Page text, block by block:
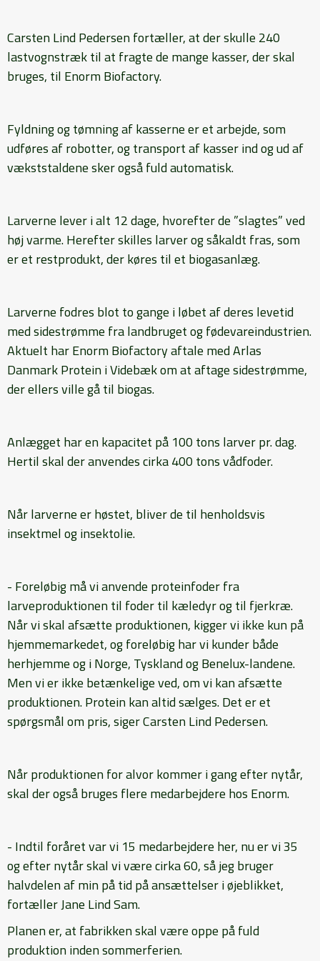
Carsten Lind Pedersen fortæller, at der skulle 240
lastvognstræk til at fragte de mange kasser, der skal
bruges, til Enorm Biofactory.
Fyldning og tømning af kasserne er et arbejde, som
udføres af robotter, og transport af kasser ind og ud af
vækststaldene sker også fuld automatisk.
Larverne lever i alt 12 dage, hvorefter de ”slagtes” ved
høj varme. Herefter skilles larver og såkaldt fras, som
er et restprodukt, der køres til et biogasanlæg.
Larverne fodres blot to gange i løbet af deres levetid
med sidestrømme fra landbruget og fødevareindustrien.
Aktuelt har Enorm Biofactory aftale med Arlas
Danmark Protein i Videbæk om at aftage sidestrømme,
der ellers ville gå til biogas.
Anlægget har en kapacitet på 100 tons larver pr. dag.
Hertil skal der anvendes cirka 400 tons vådfoder.
Når larverne er høstet, bliver de til henholdsvis
insektmel og insektolie.
- Foreløbig må vi anvende proteinfoder fra
larveproduktionen til foder til kæledyr og til fjerkræ.
Når vi skal afsætte produktionen, kigger vi ikke kun på
hjemmemarkedet, og foreløbig har vi kunder både
herhjemme og i Norge, Tyskland og Benelux-landene.
Men vi er ikke betænkelige ved, om vi kan afsætte
produktionen. Protein kan altid sælges. Det er et
spørgsmål om pris, siger Carsten Lind Pedersen.
Når produktionen for alvor kommer i gang efter nytår,
skal der også bruges flere medarbejdere hos Enorm.
- Indtil foråret var vi 15 medarbejdere her, nu er vi 35
og efter nytår skal vi være cirka 60, så jeg bruger
halvdelen af min på tid på ansættelser i øjeblikket,
fortæller Jane Lind Sam.
Planen er, at fabrikken skal være oppe på fuld
produktion inden sommerferien.